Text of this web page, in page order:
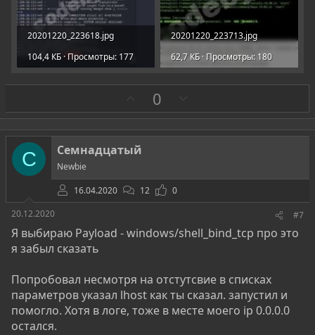
20201220_223618.jpg
104,4 КБ · Просмотры: 177
20201220_223713.jpg
62,7 КБ · Просмотры: 180
а
0
р
о
в
С Семнадцатый
Newbie
16.04.2020
12
0
20.12.2020
#7
Я выбираю Payload - windows/shell_bind_tcp про это
я забыл сказать
Попробовал несмотря на отстутсвие в списках
параметров указал lhost как ты сказал. запустил и
помогло. Хотя в логе, тоже в месте моего ip 0.0.0.0
остался.